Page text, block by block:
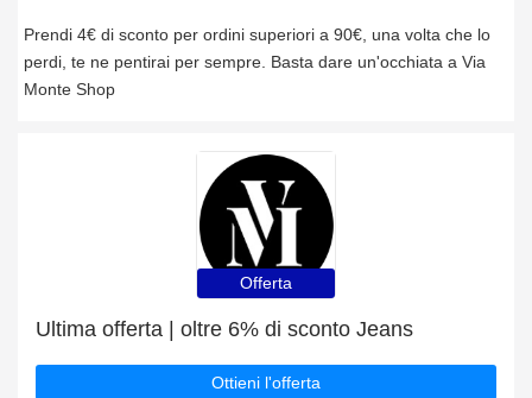
Prendi 4€ di sconto per ordini superiori a 90€, una volta che lo
perdi, te ne pentirai per sempre. Basta dare un'occhiata a Via
Monte Shop
Offerta
Ultima offerta | oltre 6% di sconto Jeans
Ottieni l'offerta